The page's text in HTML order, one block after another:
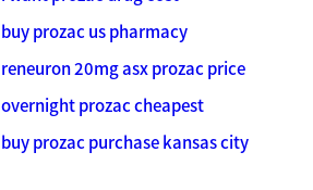
buy prozac us pharmacy
reneuron 20mg asx prozac price
overnight prozac cheapest
buy prozac purchase kansas city